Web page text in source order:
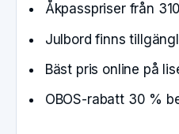
Åkpasspriser från
Julbord finns
Bäst pris online på
OBOS-rabatt 30 %